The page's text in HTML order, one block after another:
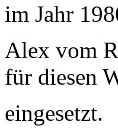
im Jahr
Alex vom
für diesen
eingesetzt.